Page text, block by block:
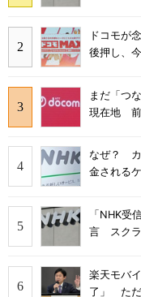
ドコモが
後押し、
まだ「つ
現在地 前
なぜ？ カ
金される
「NHK
言 スクラ
楽天モバ
了」 ただ